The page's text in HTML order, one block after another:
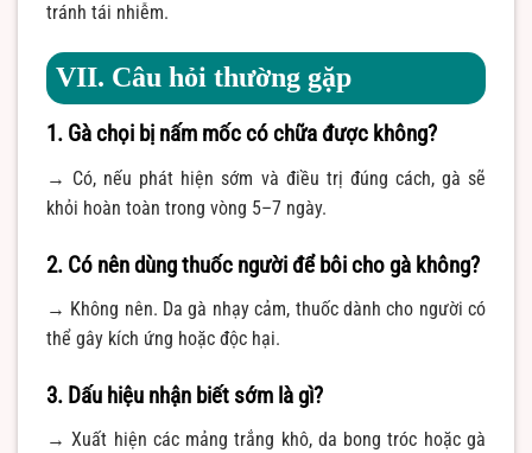
tránh tái nhiễm.
VII. Câu hỏi thường gặp
1. Gà chọi bị nấm mốc có chữa được không?
→ Có, nếu phát hiện sớm và điều trị đúng cách, gà sẽ
khỏi hoàn toàn trong vòng 5–7 ngày.
2. Có nên dùng thuốc người để bôi cho gà không?
→ Không nên. Da gà nhạy cảm, thuốc dành cho người có
thể gây kích ứng hoặc độc hại.
3. Dấu hiệu nhận biết sớm là gì?
→ Xuất hiện các mảng trắng khô, da bong tróc hoặc gà